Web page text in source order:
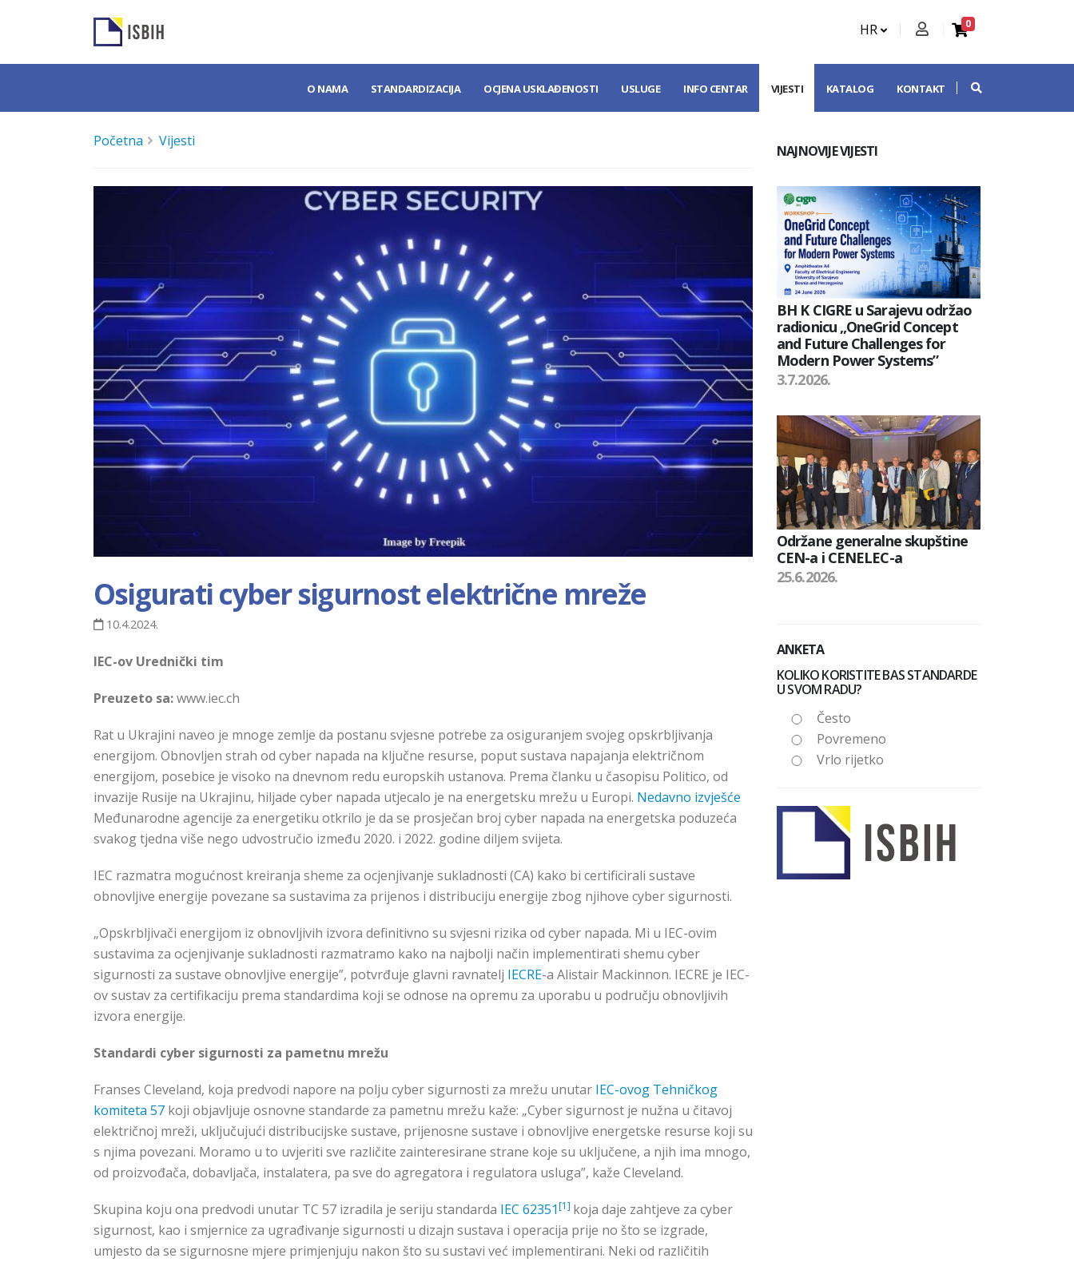
HR 0
O NAMA STANDARDIZACIJA OCJENA USKLAĐENOSTI USLUGE INFO CENTAR VIJESTI KATALOG KONTAKT
Početna Vijesti
Osigurati cyber sigurnost električne mreže
10.4.2024.
IEC-ov Urednički tim
Preuzeto sa:www.iec.ch
Rat u Ukrajini naveo je mnoge zemlje da postanu svjesne potrebe za osiguranjem svojeg opskrbljivanja
energijom. Obnovljen strah od cyber napada na ključne resurse, poput sustava napajanja električnom
energijom, posebice je visoko na dnevnom redu europskih ustanova. Prema članku u časopisu Politico, od
invazije Rusije na Ukrajinu, hiljade cyber napada utjecalo je na energetsku mrežu u Europi. Nedavno izvješće
Međunarodne agencije za energetiku otkrilo je da se prosječan broj cyber napada na energetska poduzeća
svakog tjedna više nego udvostručio između 2020. i 2022. godine diljem svijeta.
IEC razmatra mogućnost kreiranja sheme za ocjenjivanje sukladnosti (CA) kako bi certificirali sustave
obnovljive energije povezane sa sustavima za prijenos i distribuciju energije zbog njihove cyber sigurnosti.
„Opskrbljivači energijom iz obnovljivih izvora definitivno su svjesni rizika od cyber napada. Mi u IEC-ovim
sustavima za ocjenjivanje sukladnosti razmatramo kako na najbolji način implementirati shemu cyber
sigurnosti za sustave obnovljive energije”, potvrđuje glavni ravnatelj IECRE-a Alistair Mackinnon. IECRE je IEC-
ov sustav za certifikaciju prema standardima koji se odnose na opremu za uporabu u području obnovljivih
izvora energije.
Standardi cyber sigurnosti za pametnu mrežu
Franses Cleveland, koja predvodi napore na polju cyber sigurnosti za mrežu unutar IEC-ovog Tehničkog
komiteta 57 koji objavljuje osnovne standarde za pametnu mrežu kaže: „Cyber sigurnost je nužna u čitavoj
električnoj mreži, uključujući distribucijske sustave, prijenosne sustave i obnovljive energetske resurse koji su
s njima povezani. Moramo u to uvjeriti sve različite zainteresirane strane koje su uključene, a njih ima mnogo,
od proizvođača, dobavljača, instalatera, pa sve do agregatora i regulatora usluga”, kaže Cleveland.
Skupina koju ona predvodi unutar TC 57 izradila je seriju standarda IEC 62351[1] koja daje zahtjeve za cyber
sigurnost, kao i smjernice za ugrađivanje sigurnosti u dizajn sustava i operacija prije no što se izgrade,
umjesto da se sigurnosne mjere primjenjuju nakon što su sustavi već implementirani. Neki od različitih
NAJNOVIJE VIJESTI
BH K CIGRE u Sarajevu održao
radionicu „OneGrid Concept
and Future Challenges for
Modern Power Systems”
3.7.2026.
Održane generalne skupštine
CEN-a i CENELEC-a
25.6.2026.
ANKETA
KOLIKO KORISTITE BAS STANDARDE
U SVOM RADU?
Često
Povremeno
Vrlo rijetko